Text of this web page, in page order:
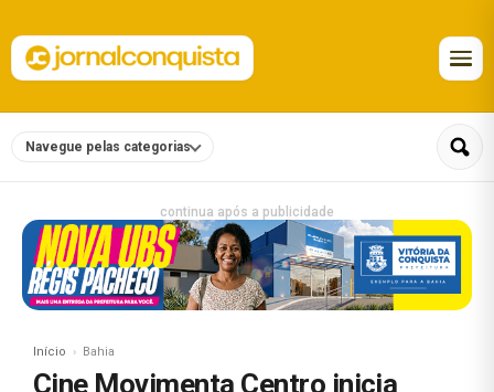
Navegue pelas categorias
continua após a publicidade
Início Bahia
Cine Movimenta Centro inicia